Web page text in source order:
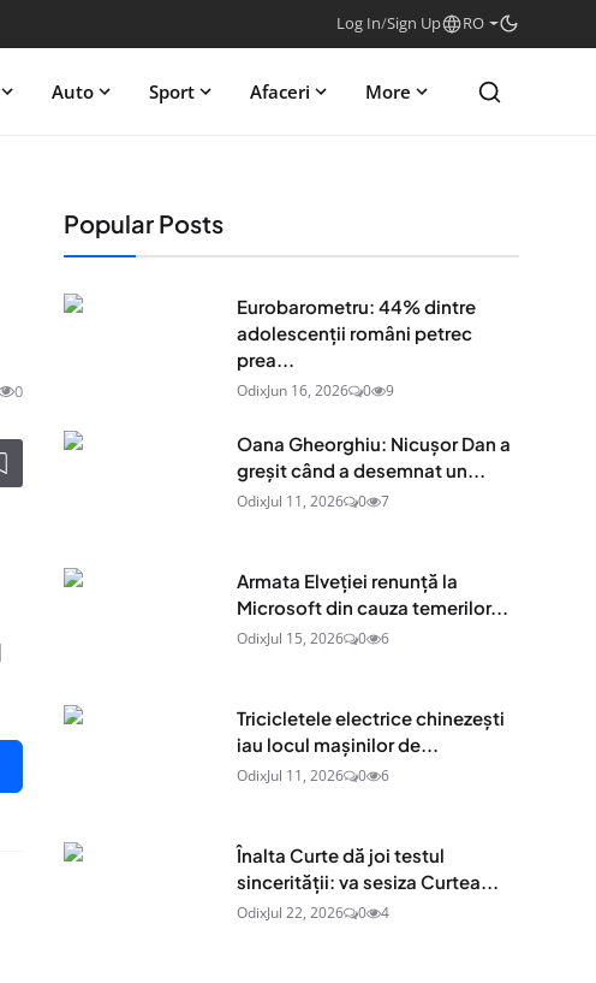
Log In/Sign Up RO
Auto Sport Afaceri More
0
Popular Posts
Eurobarometru: 44% dintre
adolescenţii români petrec
prea...
OdixJun 16, 2026 0 9
Oana Gheorghiu: Nicușor Dan a
greșit când a desemnat un...
OdixJul 11, 2026 0 7
Armata Elveției renunță la
Microsoft din cauza temerilor...
OdixJul 15, 2026 0 6
Tricicletele electrice chinezești
iau locul mașinilor de...
OdixJul 11, 2026 0 6
Înalta Curte dă joi testul
sincerității: va sesiza Curtea...
OdixJul 22, 2026 0 4